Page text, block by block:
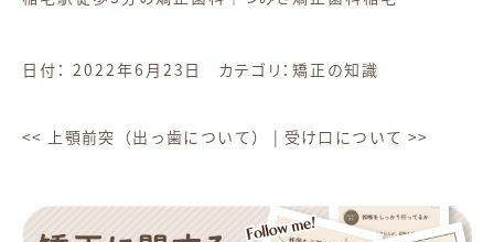
日付： 2022年6月23日 カテゴリ：矯正の知識
<< 上顎前突（出っ歯について） | 受け口について >>